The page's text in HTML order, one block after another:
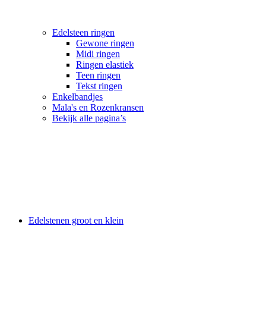
Edelsteen ringen
Gewone ringen
Midi ringen
Ringen elastiek
Teen ringen
Tekst ringen
Enkelbandjes
Mala's en Rozenkransen
Bekijk alle pagina’s
Edelstenen groot en klein